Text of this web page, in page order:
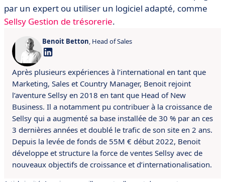
par un expert ou utiliser un logiciel adapté, comme
Sellsy Gestion de trésorerie.
Benoit Betton, Head of Sales
Après plusieurs expériences à l’international en tant que
Marketing, Sales et Country Manager, Benoit rejoint
l’aventure Sellsy en 2018 en tant que Head of New
Business. Il a notamment pu contribuer à la croissance de
Sellsy qui a augmenté sa base installée de 30 % par an ces
3 dernières années et doublé le trafic de son site en 2 ans.
Depuis la levée de fonds de 55M € début 2022, Benoit
développe et structure la force de ventes Sellsy avec de
nouveaux objectifs de croissance et d’internationalisation.